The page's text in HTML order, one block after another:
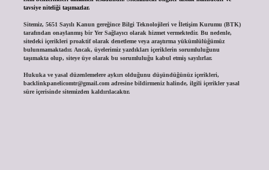
tavsiye niteliği taşımazlar.
Sitemiz, 5651 Sayılı Kanun gereğince Bilgi Teknolojileri ve İletişim Kurumu (BTK)
tarafından onaylanmış bir Yer Sağlayıcı olarak hizmet vermektedir. Bu nedenle,
sitedeki içerikleri proaktif olarak denetleme veya araştırma yükümlülüğümüz
bulunmamaktadır. Ancak, üyelerimiz yazdıkları içeriklerin sorumluluğunu
taşımakta olup, siteye üye olarak bu sorumluluğu kabul etmiş sayılırlar.
Hukuka ve yasal düzenlemelere aykırı olduğunu düşündüğünüz içerikleri,
backlinkpanelicomtr@gmail.comadresine bildirmeniz halinde, ilgili içerikler yasal
süre içerisinde sitemizden kaldırılacaktır.